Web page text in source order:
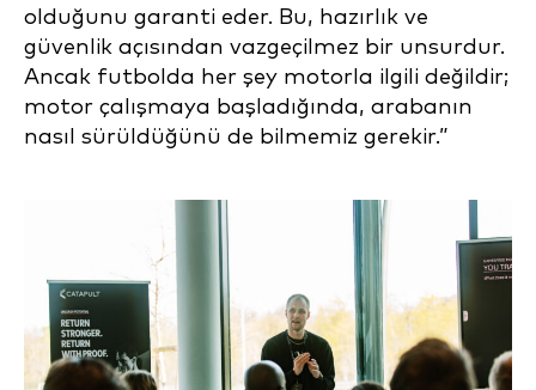
olduğunu garanti eder. Bu, hazırlık ve
güvenlik açısından vazgeçilmez bir unsurdur.
Ancak futbolda her şey motorla ilgili değildir;
motor çalışmaya başladığında, arabanın
nasıl sürüldüğünü de bilmemiz gerekir.”